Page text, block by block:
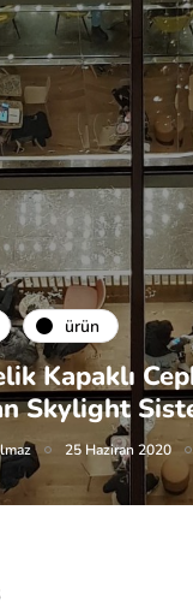
ürün
Kapaklı
Skylight
25 Haziran 2020